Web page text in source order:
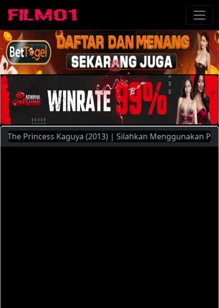
Princess Kaguya (2013) | Silahkan Menggunakan